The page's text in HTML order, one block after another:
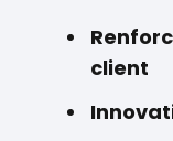
client